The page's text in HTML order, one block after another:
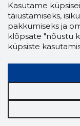
mahutid ja
soojussõlmed
avade
Kasutame
täiustamiseks,
pakkumiseks ja
klõpsate "nõustu
küpsiste